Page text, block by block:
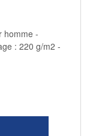
homme -
: 220 g/m2 -